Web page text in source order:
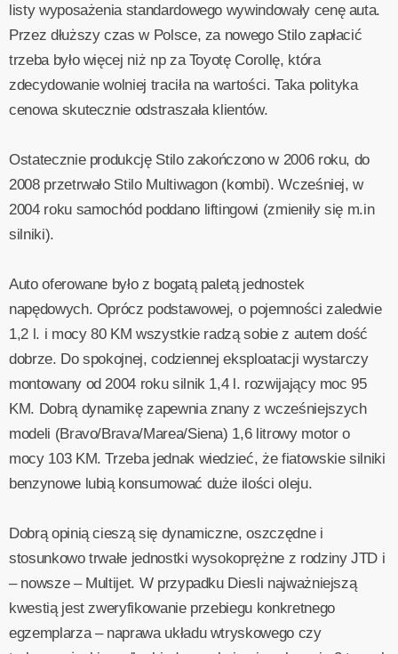
listy wyposażenia standardowego wywindowały cenę auta.
Przez dłuższy czas w Polsce, za nowego Stilo zapłacić
trzeba było więcej niż np za Toyotę Corollę, która
zdecydowanie wolniej traciła na wartości. Taka polityka
cenowa skutecznie odstraszała klientów.
Ostatecznie produkcję Stilo zakończono w 2006 roku, do
2008 przetrwało Stilo Multiwagon (kombi). Wcześniej, w
2004 roku samochód poddano liftingowi (zmieniły się m.in
silniki).
Auto oferowane było z bogatą paletą jednostek
napędowych. Oprócz podstawowej, o pojemności zaledwie
1,2 l. i mocy 80 KM wszystkie radzą sobie z autem dość
dobrze. Do spokojnej, codziennej eksploatacji wystarczy
montowany od 2004 roku silnik 1,4 l. rozwijający moc 95
KM. Dobrą dynamikę zapewnia znany z wcześniejszych
modeli (Bravo/Brava/Marea/Siena) 1,6 litrowy motor o
mocy 103 KM. Trzeba jednak wiedzieć, że fiatowskie silniki
benzynowe lubią konsumować duże ilości oleju.
Dobrą opinią cieszą się dynamiczne, oszczędne i
stosunkowo trwałe jednostki wysokoprężne z rodziny JTD i
– nowsze – Multijet. W przypadku Diesli najważniejszą
kwestią jest zweryfikowanie przebiegu konkretnego
egzemplarza – naprawa układu wtryskowego czy